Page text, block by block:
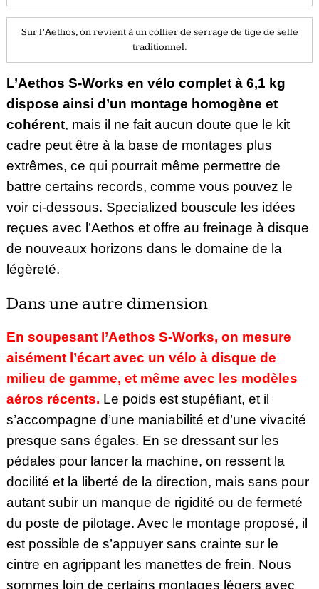
Sur l’Aethos, on revient à un collier de serrage de tige de selle
traditionnel.
L’Aethos S-Works en vélo complet à 6,1 kg
dispose ainsi d’un montage homogène et
cohérent, mais il ne fait aucun doute que le kit
cadre peut être à la base de montages plus
extrêmes, ce qui pourrait même permettre de
battre certains records, comme vous pouvez le
voir ci-dessous. Specialized bouscule les idées
reçues avec l’Aethos et offre au freinage à disque
de nouveaux horizons dans le domaine de la
légèreté.
Dans une autre dimension
En soupesant l’Aethos S-Works, on mesure
aisément l’écart avec un vélo à disque de
milieu de gamme, et même avec les modèles
aéros récents. Le poids est stupéfiant, et il
s’accompagne d’une maniabilité et d’une vivacité
presque sans égales. En se dressant sur les
pédales pour lancer la machine, on ressent la
docilité et la liberté de la direction, mais sans pour
autant subir un manque de rigidité ou de fermeté
du poste de pilotage. Avec le montage proposé, il
est possible de s’appuyer sans crainte sur le
cintre en agrippant les manettes de frein. Nous
sommes loin de certains montages légers avec